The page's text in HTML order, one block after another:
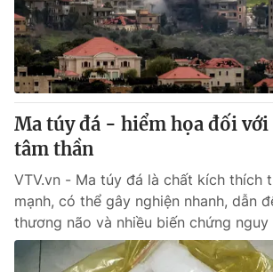
Ma túy đá - hiểm họa đối với
tâm thần
VTV.vn - Ma túy đá là chất kích thích
mạnh, có thể gây nghiện nhanh, dẫn
thương não và nhiều biến chứng nguy